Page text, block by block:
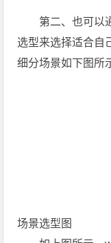
第二、也可以
选型来选择适合自
细分场景如下图所
场景选型图